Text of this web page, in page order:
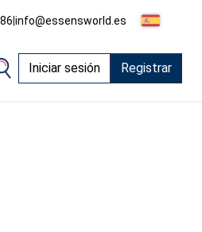
|info@essensworld.es
Iniciar sesión Registrar